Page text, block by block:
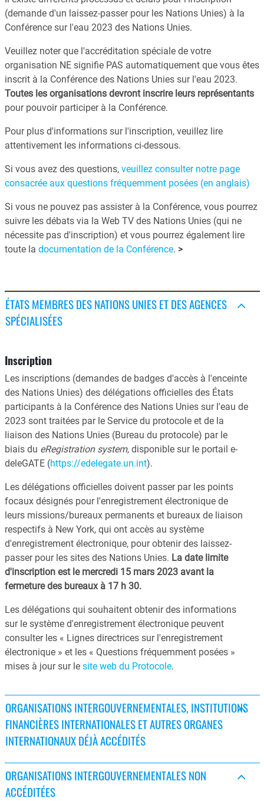
(demande d'un laissez-passer pour les Nations Unies) à la
Conférence sur l'eau 2023 des Nations Unies.
Veuillez noter que l'accréditation spéciale de votre
organisation NE signifie PAS automatiquement que vous êtes
inscrit à la Conférence des Nations Unies sur l'eau 2023.
Toutes les organisations devront inscrire leurs représentants
pour pouvoir participer à la Conférence.
Pour plus d'informations sur l'inscription, veuillez lire
attentivement les informations ci-dessous.
Si vous avez des questions, veuillez consulter notre page
consacrée aux questions fréquemment posées (en anglais)
Si vous ne pouvez pas assister à la Conférence, vous pourrez
suivre les débats via la Web TV des Nations Unies (qui ne
nécessite pas d'inscription) et vous pourrez également lire
toute la documentation de la Conférence. >
ÉTATS MEMBRES DES NATIONS UNIES ET DES AGENCES
SPÉCIALISÉES
Inscription
Les inscriptions (demandes de badges d'accès à l'enceinte
des Nations Unies) des délégations officielles des États
participants à la Conférence des Nations Unies sur l'eau de
2023 sont traitées par le Service du protocole et de la
liaison des Nations Unies (Bureau du protocole) par le
biais du eRegistration system, disponible sur le portail e-
deleGATE (https://edelegate.un.int).
Les délégations officielles doivent passer par les points
focaux désignés pour l'enregistrement électronique de
leurs missions/bureaux permanents et bureaux de liaison
respectifs à New York, qui ont accès au système
d'enregistrement électronique, pour obtenir des laissez-
passer pour les sites des Nations Unies. La date limite
d'inscription est le mercredi 15 mars 2023 avant la
fermeture des bureaux à 17 h 30.
Les délégations qui souhaitent obtenir des informations
sur le système d'enregistrement électronique peuvent
consulter les « Lignes directrices sur l'enregistrement
électronique » et les « Questions fréquemment posées »
mises à jour sur le site web du Protocole.
ORGANISATIONS INTERGOUVERNEMENTALES, INSTITUTIONS
FINANCIÈRES INTERNATIONALES ET AUTRES ORGANES
INTERNATIONAUX DÉJÀ ACCÉDITÉS
ORGANISATIONS INTERGOUVERNEMENTALES NON
ACCÉDITÉES